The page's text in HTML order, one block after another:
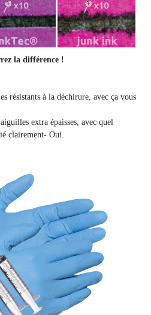
la différence !
résistants à la déchirure, avec ça vous
extra épaisses, avec quel
clairement- Oui.